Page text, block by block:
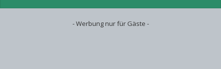
- Werbung nur für Gäste -